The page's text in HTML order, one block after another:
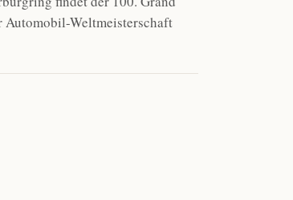
Automobil-Weltmeisterschaft